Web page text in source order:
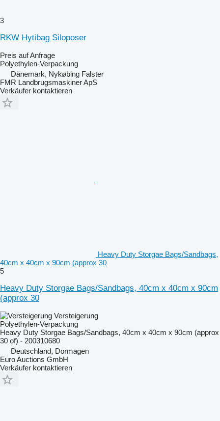
3
RKW Hytibag Siloposer
Preis auf Anfrage
Polyethylen-Verpackung
Dänemark, Nykøbing Falster
FMR Landbrugsmaskiner ApS
Verkäufer kontaktieren
Heavy Duty Storgae Bags/Sandbags,
40cm x 40cm x 90cm (approx 30
5
Heavy Duty Storgae Bags/Sandbags, 40cm x 40cm x 90cm
(approx 30
Versteigerung
Polyethylen-Verpackung
Heavy Duty Storgae Bags/Sandbags, 40cm x 40cm x 90cm (approx
30 of) - 200310680
Deutschland, Dormagen
Euro Auctions GmbH
Verkäufer kontaktieren